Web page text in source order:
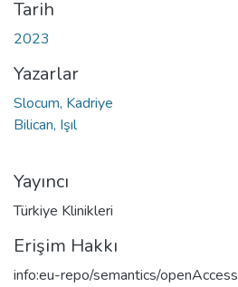
Tarih
2023
Yazarlar
Slocum, Kadriye
Bilican, Işıl
Yayıncı
Türkiye Klinikleri
Erişim Hakkı
info:eu-repo/semantics/openAccess